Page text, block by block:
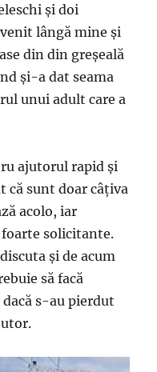
și doi
lângă mine și
din din greșeală
și-a dat seama
unui adult care a
ajutorul rapid și
că sunt doar câțiva
acolo, iar
solicitante.
și de acum
să facă
dacă s-au pierdut